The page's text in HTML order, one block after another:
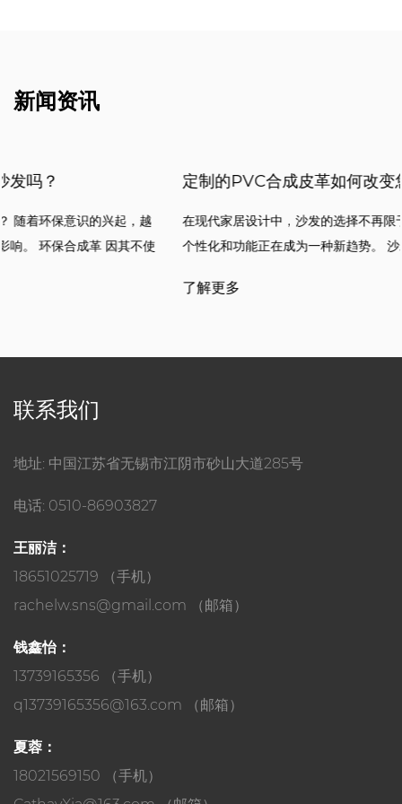
新闻资讯
定制的PVC合成皮革如何改变您的沙发体验？
在现代家居设计中，沙发的选择不再限于其外观和舒适性。材料的
个性化和功能正在成为一种新趋势。 沙发定制的PVC合成皮革 由于
联系我们
地址: 中国江苏省无锡市江阴市砂山大道285号
电话: 0510-86903827
王丽洁：
18651025719 （手机）
rachelw.sns@gmail.com （邮箱）
钱鑫怡：
13739165356 （手机）
q13739165356@163.com （邮箱）
夏蓉：
18021569150 （手机）